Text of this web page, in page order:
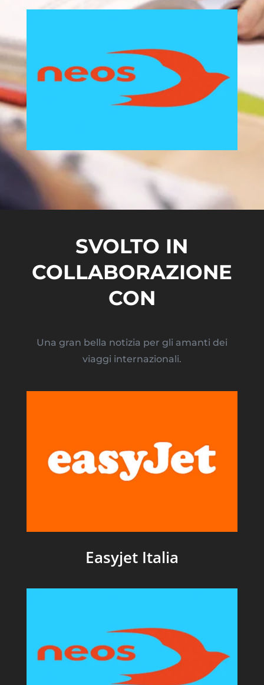
SVOLTO IN
COLLABORAZIONE
CON
Una gran bella notizia per gli amanti dei
viaggi internazionali.
Easyjet Italia